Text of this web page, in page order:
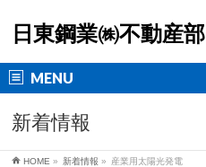
日東鋼業㈱不動産部
MENU
新着情報
HOME » 新着情報 » 産業用太陽光発電